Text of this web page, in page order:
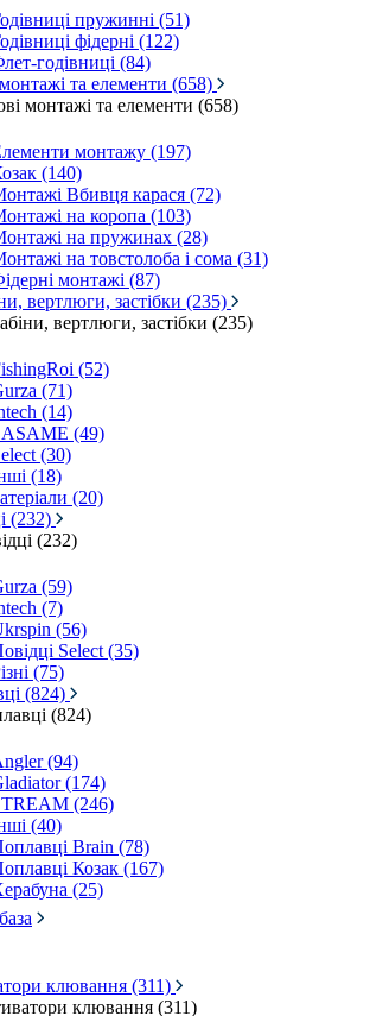
пружинні (51)
фідерні (122)
годівниці (84)
та елементи (658)
монтажі та елементи (658)
монтажу (197)
(140)
Вбивця карася (72)
на коропа (103)
на пружинах (28)
на товстолоба і сома (31)
монтажі (87)
вертлюги, застібки (235)
вертлюги, застібки (235)
(52)
(71)
(14)
(49)
(30)
(18)
(20)
(232)
(232)
(59)
(7)
(56)
Select (35)
(75)
(824)
(824)
(94)
(174)
(246)
(40)
Brain (78)
Козак (167)
(25)
клювання (311)
клювання (311)